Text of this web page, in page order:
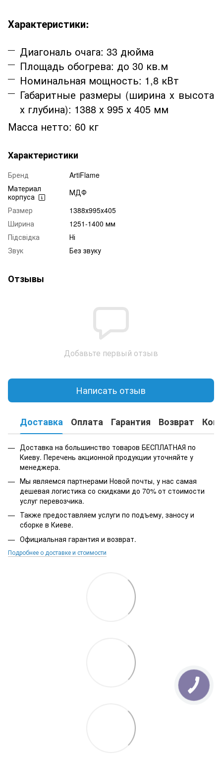
Характеристики:
Диагональ очага: 33 дюйма
Площадь обогрева: до 30 кв.м
Номинальная мощность: 1,8 кВт
Габаритные размеры (ширина х высота
х глубина): 1388 х 995 х 405 мм
Масса нетто: 60 кг
Характеристики
Бренд
ArtiFlame
Материал
корпуса
МДФ
Размер
1388х995х405
Ширина
1251-1400 мм
Підсвідка
Ні
Звук
Без звуку
Отзывы
Добавьте первый отзыв
Написать отзыв
Доставка Оплата Гарантия Возврат
Доставка на большинство товаров БЕСПЛАТНАЯ по
Киеву. Перечень акционной продукции уточняйте у
менеджера.
Мы являемся партнерами Новой почты, у нас самая
дешевая логистика со скидками до 70% от стоимости
услуг перевозчика.
Также предоставляем услуги по подъему, заносу и
сборке в Киеве.
Официальная гарантия и возврат.
Подробнее о доставке и стоимости